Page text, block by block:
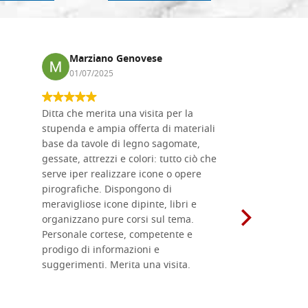
Marziano Genovese
01/07/2025
Ditta che merita una visita per la
stupenda e ampia offerta di materiali
base da tavole di legno sagomate,
gessate, attrezzi e colori: tutto ciò che
serve iper realizzare icone o opere
pirografiche. Dispongono di
meravigliose icone dipinte, libri e
organizzano pure corsi sul tema.
Personale cortese, competente e
prodigo di informazioni e
suggerimenti. Merita una visita.